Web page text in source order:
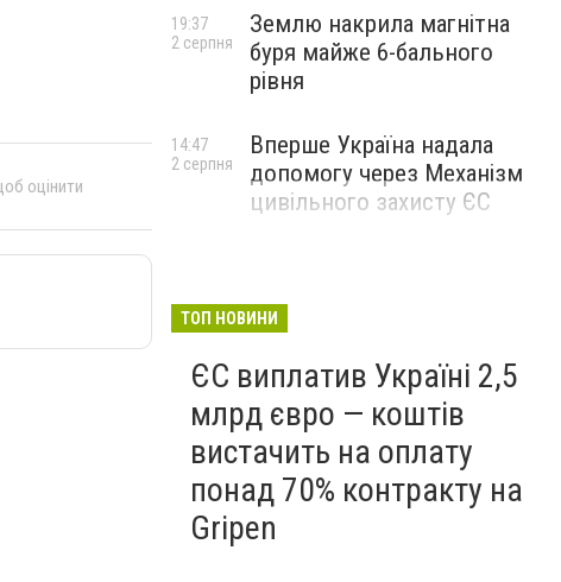
оцінити
Землю накрила магнітна
буря майже 6-бального
рівня
19:37
2 серпня
Вперше Україна надала
допомогу через Механізм
цивільного захисту ЄС
14:47
2 серпня
ТОП НОВИНИ
ЄС виплатив Україні 2,5
млрд євро — коштів
вистачить на оплату
понад 70% контракту на
Gripen